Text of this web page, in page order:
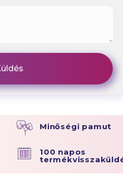
Minőségi pamut
100 napos